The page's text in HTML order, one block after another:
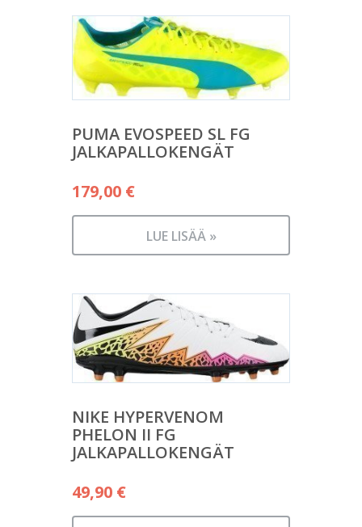
PUMA EVOSPEED SL FG
JALKAPALLOKENGÄT
179,00 €
LUE LISÄÄ »
NIKE HYPERVENOM
PHELON II FG
JALKAPALLOKENGÄT
49,90 €